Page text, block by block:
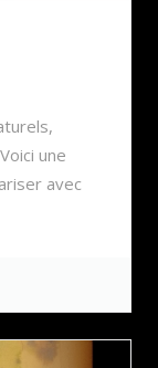
une
avec